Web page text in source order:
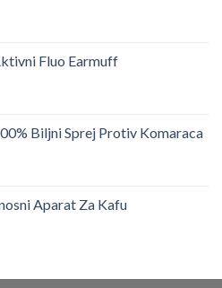
Fluo Earmuff
Biljni Sprej Protiv Komaraca
Aparat Za Kafu